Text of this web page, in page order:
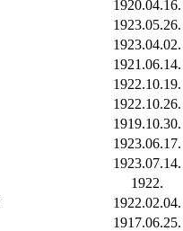
1920.04.16.
1923.05.26.
1923.04.02.
1921.06.14.
1922.10.19.
1922.10.26.
1919.10.30.
1923.06.17.
1923.07.14.
1922.
1922.02.04.
1917.06.25.